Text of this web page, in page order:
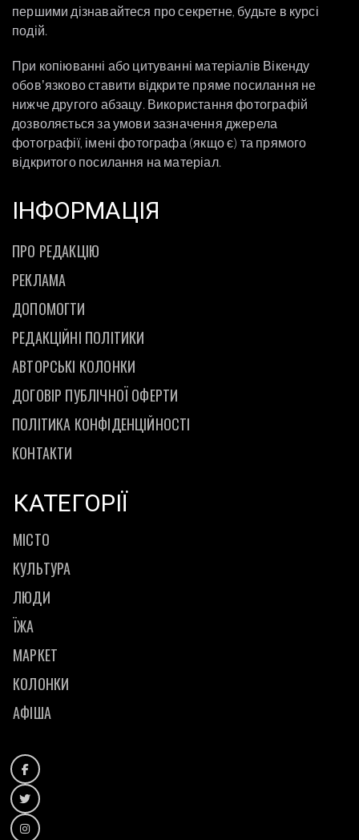
першими дізнавайтеся про секретне, будьте в курсі
подій.
При копіюванні або цитуванні матеріалів Вікенду
обовʼязково ставити відкрите пряме посилання не
нижче другого абзацу. Використання фотографій
дозволяється за умови зазначення джерела
фотографії, імені фотографа (якщо є) та прямого
відкритого посилання на матеріал.
ІНФОРМАЦІЯ
ПРО РЕДАКЦІЮ
РЕКЛАМА
ДОПОМОГТИ
РЕДАКЦІЙНІ ПОЛІТИКИ
АВТОРСЬКІ КОЛОНКИ
ДОГОВІР ПУБЛІЧНОЇ ОФЕРТИ
ПОЛІТИКА КОНФІДЕНЦІЙНОСТІ
КОНТАКТИ
КАТЕГОРІЇ
МІСТО
КУЛЬТУРА
ЛЮДИ
ЇЖА
МАРКЕТ
КОЛОНКИ
АФІША